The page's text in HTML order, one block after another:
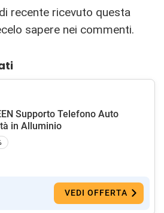
recente ricevuto questa
sapere nei commenti.
Supporto Telefono Auto
in Alluminio
VEDI OFFERTA